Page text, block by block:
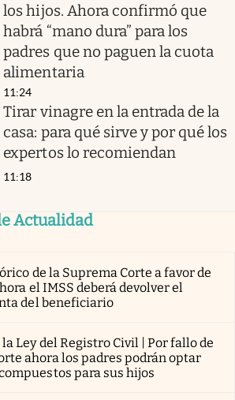
los hijos. Ahora confirmó que
habrá “mano dura” para los
padres que no paguen la cuota
alimentaria
11:24
Tirar vinagre en la entrada de la
casa: para qué sirve y por qué los
expertos lo recomiendan
11:18
Actualidad
de la Suprema Corte a favor de
el IMSS deberá devolver el
del beneficiario
la Ley del Registro Civil | Por fallo de
ahora los padres podrán optar
para sus hijos